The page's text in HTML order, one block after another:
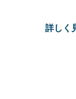
詳しく